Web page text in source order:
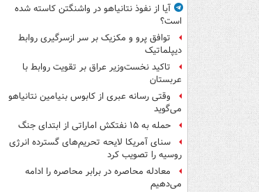
آیا از نفوذ نتانیاهو در واشنگتن کاسته شده
است؟
توافق پرو و مکزیک بر سر ازسرگیری روابط
دیپلماتیک
تاکید نخست‌وزیر عراق بر تقویت روابط با
عربستان
وقتی رسانه عبری از کابوس بنیامین نتانیاهو
می‌گوید
حمله به ۱۵ نفتکش‌ اماراتی از ابتدای جنگ
سنای آمریکا لایحه تحریم‌های گسترده انرژی
روسیه را تصویب کرد
معادله محاصره در برابر محاصره را ادامه
می‌دهیم